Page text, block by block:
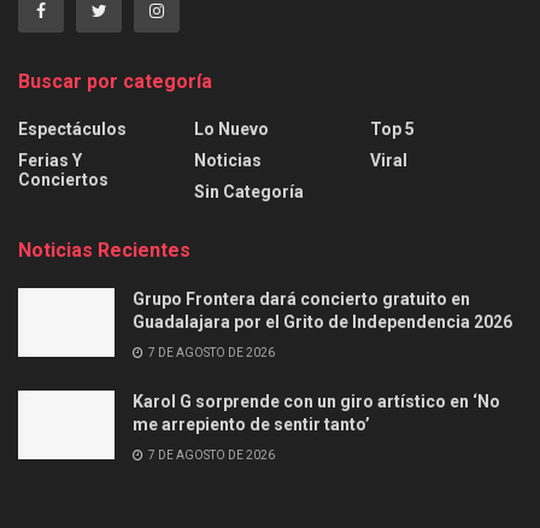
Buscar por categoría
Espectáculos
Ferias Y
Conciertos
Lo Nuevo
Noticias
Sin Categoría
Top 5
Viral
Noticias Recientes
Grupo Frontera dará concierto gratuito en
Guadalajara por el Grito de Independencia 2026
7 DE AGOSTO DE 2026
Karol G sorprende con un giro artístico en ‘No
me arrepiento de sentir tanto’
7 DE AGOSTO DE 2026